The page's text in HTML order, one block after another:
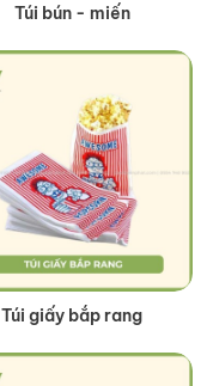
Túi bún - miến
Túi giấy bắp rang